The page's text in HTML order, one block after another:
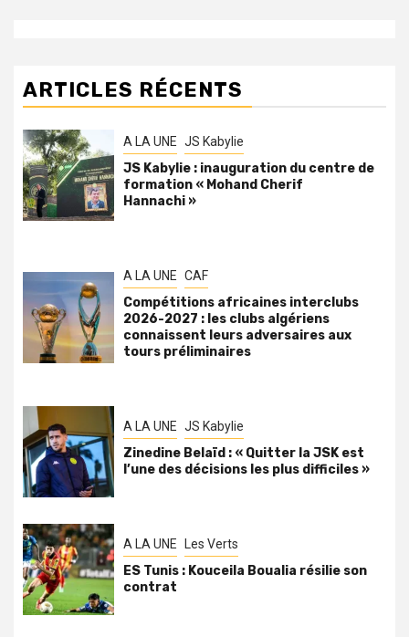
ARTICLES RÉCENTS
A LA UNE JS Kabylie
JS Kabylie : inauguration du centre de
formation « Mohand Cherif
Hannachi »
A LA UNE CAF
Compétitions africaines interclubs
2026-2027 : les clubs algériens
connaissent leurs adversaires aux
tours préliminaires
A LA UNE JS Kabylie
Zinedine Belaïd : « Quitter la JSK est
l’une des décisions les plus difficiles »
A LA UNE Les Verts
ES Tunis : Kouceila Boualia résilie son
contrat